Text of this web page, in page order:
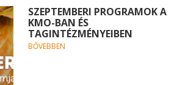
SZEPTEMBERI PROGRAMOK A
KMO-BAN ÉS
TAGINTÉZMÉNYEIBEN
BŐVEBBEN